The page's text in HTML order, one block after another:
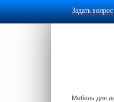
Задать вопрос
Мебель для